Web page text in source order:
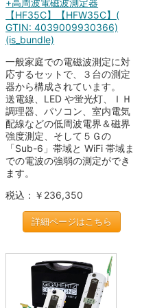
【HF35C】【HFW35C】(
GTIN: 4039009930366)
(is_bundle)
一般家庭での電磁波測定に対
応するセットで、３台の測定
器から構成されています。
送電線、LED や蛍光灯、ＩＨ
調理器、パソコン、室内電気
配線などの低周波電界＆磁界
強度測定、そして５Ｇの
「Sub-6」帯域と WiFi 帯域ま
での電波の強弱の測定ができ
ます。
税込：￥236,350
詳細ページはこちら